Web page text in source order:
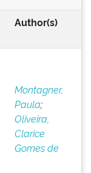
Author(s)
Montagner,
Paula;
Oliveira,
Clarice
Gomes de